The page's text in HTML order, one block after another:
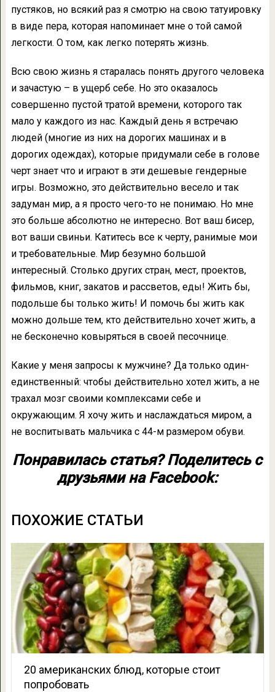
пустяков, но всякий раз я смотрю на свою татуировку
в виде пера, которая напоминает мне о той самой
легкости. О том, как легко потерять жизнь.
Всю свою жизнь я старалась понять другого человека
и зачастую – в ущерб себе. Но это оказалось
совершенно пустой тратой времени, которого так
мало у каждого из нас. Каждый день я встречаю
людей (многие из них на дорогих машинах и в
дорогих одеждах), которые придумали себе в голове
черт знает что и играют в эти дешевые гендерные
игры. Возможно, это действительно весело и так
задуман мир, а я просто чего-то не понимаю. Но мне
это больше абсолютно не интересно. Вот ваш бисер,
вот ваши свиньи. Катитесь все к черту, ранимые мои
и требовательные. Мир безумно большой
интересный. Столько других стран, мест, проектов,
фильмов, книг, закатов и рассветов, еды! Жить бы,
подольше бы только жить! И помочь бы жить как
можно дольше тем, кто действительно хочет жить, а
не бесконечно ковыряться в своей песочнице.
Какие у меня запросы к мужчине? Да только один-
единственный: чтобы действительно хотел жить, а не
трахал мозг своими комплексами себе и
окружающим. Я хочу жить и наслаждаться миром, а
не воспитывать мальчика с 44-м размером обуви.
Понравилась статья? Поделитесь с
друзьями на Facebook:
ПОХОЖИЕ СТАТЬИ
20 американских блюд, которые стоит
попробовать